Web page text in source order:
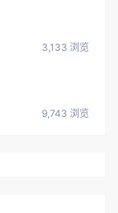
3,133 浏览
9,743 浏览